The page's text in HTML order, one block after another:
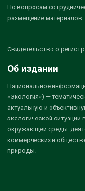
По вопросам
размещение материалов
Свидетельство о
Об издании
Национальное
«Экология») —
актуальную и
экологической ситуации
окружающей среды,
коммерческих и
природы.